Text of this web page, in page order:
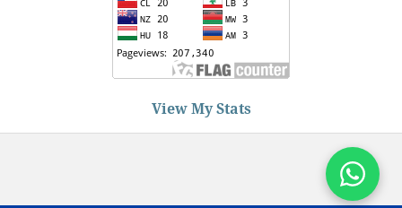
View My Stats